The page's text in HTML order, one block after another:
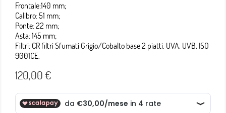
Frontale:140 mm;
Calibro: 51 mm;
Ponte: 22 mm;
Asta: 145 mm;
Filtri: CR filtri Sfumati Grigio/Cobalto base 2 piatti. UVA, UVB, ISO
9001CE.
120,00 €